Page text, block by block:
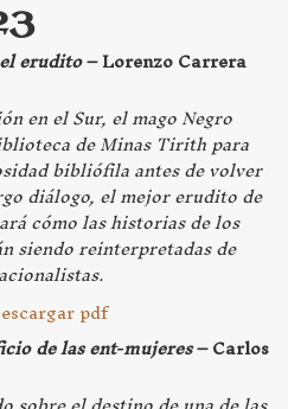
erudito–Lorenzo Carrera
en el Sur, el mago Negro
de Minas Tirith para
bibliófila antes de volver
diálogo, el mejor erudito de
cómo las historias de los
siendo reinterpretadas de
pdf
de las ent-mujeres– Carlos